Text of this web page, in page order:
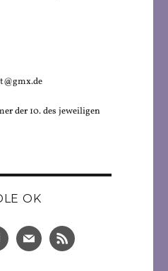
der 10. des jeweiligen
OK